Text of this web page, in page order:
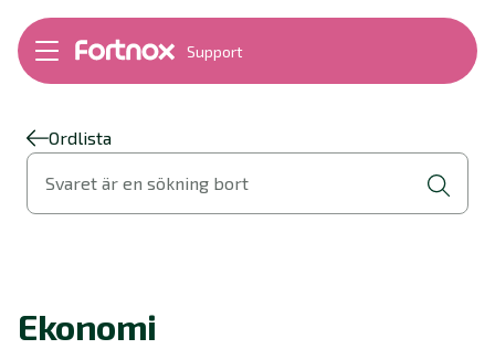
Support
Bokföring
Fakturering
Byt till Fortnox
Felsökning
Support Play
Ordlista
Svaret är en sökning bort
Ekonomi